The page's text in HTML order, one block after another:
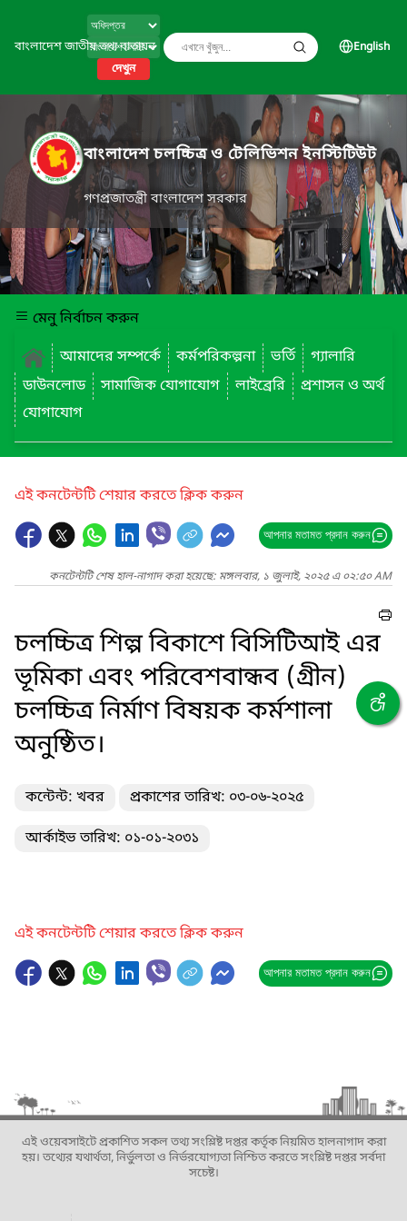
বাংলাদেশ জাতীয় তথ্য বাতায়ন
দেখুন
English
বাংলাদেশ চলচ্চিত্র ও টেলিভিশন ইনস্টিটিউট
গণপ্রজাতন্ত্রী বাংলাদেশ সরকার
মেনু নির্বাচন করুন
আমাদের সম্পর্কে
কর্মপরিকল্পনা ভর্তি
গ্যালারি
ডাউনলোড
সামাজিক যোগাযোগ লাইব্রেরি
প্রশাসন ও অর্থ
যোগাযোগ
এই কনটেন্টটি শেয়ার করতে ক্লিক করুন
আপনার মতামত প্রদান করুন
কনটেন্টটি শেষ হাল-নাগাদ করা হয়েছে: মঙ্গলবার, ১ জুলাই, ২০২৫ এ ০২:৫০ AM
চলচ্চিত্র শিল্প বিকাশে বিসিটিআই এর
ভূমিকা এবং পরিবেশবান্ধব (গ্রীন)
চলচ্চিত্র নির্মাণ বিষয়ক কর্মশালা
অনুষ্ঠিত।
কন্টেন্ট: খবর প্রকাশের তারিখ: ০৩-০৬-২০২৫
আর্কাইভ তারিখ: ০১-০১-২০৩১
এই কনটেন্টটি শেয়ার করতে ক্লিক করুন
আপনার মতামত প্রদান করুন
এই ওয়েবসাইটে প্রকাশিত সকল তথ্য সংশ্লিষ্ট দপ্তর কর্তৃক নিয়মিত হালনাগাদ করা
হয়। তথ্যের যথার্থতা, নির্ভুলতা ও নির্ভরযোগ্যতা নিশ্চিত করতে সংশ্লিষ্ট দপ্তর সর্বদা
সচেষ্ট।